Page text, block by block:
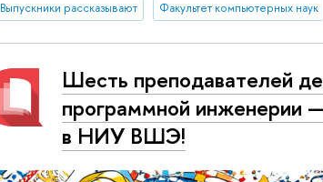
Выпускники рассказывают Факультет компьютерных наук
Шесть преподавателей
программной инженерии
в НИУ ВШЭ!